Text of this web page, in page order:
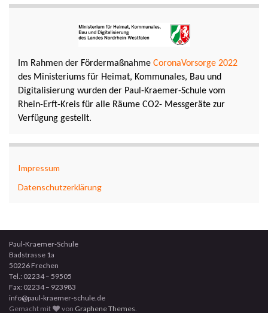
Im Rahmen der Fördermaßnahme CoronaVorsorge 2022
des Ministeriums für Heimat, Kommunales, Bau und
Digitalisierung wurden der Paul-Kraemer-Schule vom
Rhein-Erft-Kreis für alle Räume CO2- Messgeräte zur
Verfügung gestellt.
Impressum
Datenschutzerklärung
Paul-Kraemer-Schule
Badstrasse 1a
50226 Frechen
Tel.: 02234 – 59505
Fax: 02234 – 923983
info@paul-kraemer-schule.de
Gemacht mit
von Graphene Themes.